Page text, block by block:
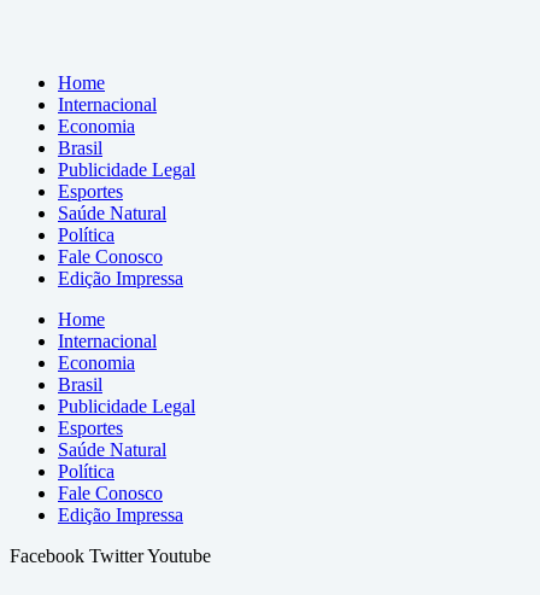
Home
Internacional
Economia
Brasil
Publicidade Legal
Esportes
Saúde Natural
Política
Fale Conosco
Edição Impressa
Home
Internacional
Economia
Brasil
Publicidade Legal
Esportes
Saúde Natural
Política
Fale Conosco
Edição Impressa
Facebook TwitterYoutube